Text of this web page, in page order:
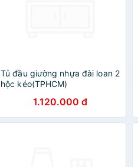
Tủ đầu giường nhựa đài loan 2
hộc kéo(TPHCM)
1.120.000 đ